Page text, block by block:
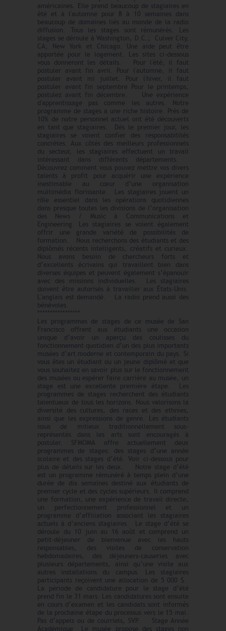
américaines. Elle prend beaucoup de stagiaires en
été et à l'automne pour 8 à 10 semaines dans
beaucoup de domaines liés au monde de la radio
diffusion. Tous les stages sont rémunérés. Les
stages se déroule à Washington, D.C.; Culver City,
CA; New York et Chicago. Une aide peut être
apportée pour le logement. Les sites ci-dessous
vous donneront les détails. Pour l'été, il faut
postuler avant fin avril. Pour l'automne, il faut
postuler avant mi juillet. Pour l'hiver, il faut
postuler avant fin septembre Pour le printemps,
postulez avant fin décembre. Une expérience
d'apprentissage pas comme les autres. Notre
programme de stages a une riche histoire. Près de
10% de notre personnel actuel ont été découverts
en tant que stagiaires. Dès le premier jour, les
stagiaires se voient confier des responsabilités
concrètes. Aux côtés des meilleurs professionnels
du secteur, les stagiaires effectuent un travail
intéressant dans différents départements.
Découvrez comment vous pouvez mettre vos divers
talents à profit pour acquérir une expérience
inestimable au cœur d’une organisation
multimédia florissante. Les stagiaires jouent un
rôle essentiel dans les opérations quotidiennes
dans presque toutes les divisions de l’organisation
des News / Music à Communications et
Engineering. Les stagiaires se voient également
offrir une grande variété de possibilités de
formation. Nous recherchons des étudiants et des
diplômés récents intelligents, créatifs et curieux.
Nous avons besoin de chercheurs forts et
d’excellents écrivains qui travaillent bien dans
diverses équipes et peuvent également s’épanouir
avec des missions individuelles. Les stagiaires
doivent être autorisés à travailler aux États-Unis.
L'anglais est demandé. La radio prend aussi des
bénévoles.
*****************
Les programmes de stages de ce musée de San
Francisco offrent aux étudiants une occasion
unique d’avoir un aperçu des coulisses du
fonctionnement quotidien d’un des plus importants
musées d’art moderne et contemporain du pays. Si
vous êtes un étudiant ou un jeune diplômé et que
vous souhaitez en savoir plus sur le fonctionnement
des musées ou espérer faire carrière au musée, un
stage est une excellente première étape. Les
programmes de stages recherchent des étudiants
talentueux de tous les horizons. Nous valorisons la
diversité des cultures, des races et des ethnies,
ainsi que les expressions de genre. Les étudiants
issus de milieux traditionnellement sous-
représentés dans les arts sont encouragés à
postuler. SFMOMA offre actuellement deux
programmes de stages: des stages d’une année
scolaire et des stages d’été. Voir ci-dessous pour
plus de détails sur les deux. Notre stage d’été
est un programme rémunéré à temps plein d’une
durée de dix semaines destiné aux étudiants de
premier cycle et des cycles supérieurs. Il comprend
une formation, une expérience de travail directe,
un perfectionnement professionnel et un
programme d’affiliation associant les stagiaires
actuels à d’anciens stagiaires. Le stage d’été se
déroule du 10 juin au 16 août et comprend un
petit-déjeuner de bienvenue avec les hauts
responsables, des visites de conservation
hebdomadaires, des déjeuners-causeries avec
plusieurs départements, ainsi qu’une visite aux
autres installations du campus. Les stagiaires
participants reçoivent une allocation de 5 000 $.
La période de candidature pour le stage d’été
prend fin le 31 mars. Les candidatures sont ensuite
en cours d’examen et les candidats sont informés
de la prochaine étape du processus vers le 15 mai.
Pas d’appels ou de courriels, SVP. Stage Année
Académique Le musée propose des stages non